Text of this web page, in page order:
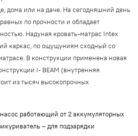
дома или на даче. На сегодняшний день
по прочности и обладает
Надуная кровать-матрас Intex
каркас, по ощущуниям сходный со
В конструкции применена новая
I- BEAM (внутренняя
изтысяч высокопрочных
работающий от 2 аккумуляторных
– для подзарядки